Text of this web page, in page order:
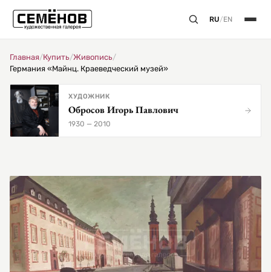
RU/EN
Главная/Купить/Живопись/
Германия «Майнц. Краеведческий музей»
ХУДОЖНИК
Обросов Игорь Павлович
1930 — 2010